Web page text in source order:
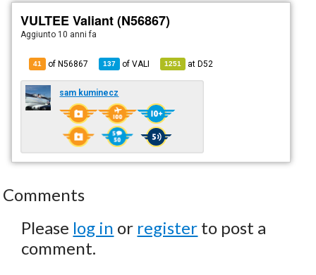
VULTEE Valiant (N56867)
Aggiunto 10 anni fa
41 of N56867 137 ofVALI 1251 atD52
sam kuminecz
Comments
Please log in or register to post a
comment.